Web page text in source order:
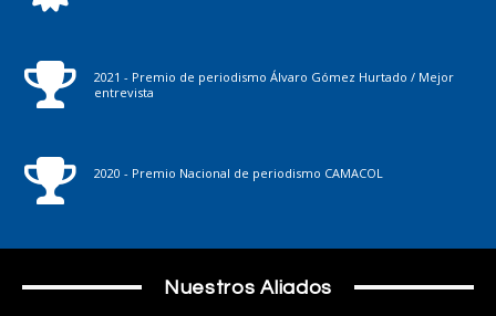
2021 - Premio de periodismo Álvaro Gómez Hurtado / Mejor
entrevista
2020 - Premio Nacional de periodismo CAMACOL
Nuestros Aliados